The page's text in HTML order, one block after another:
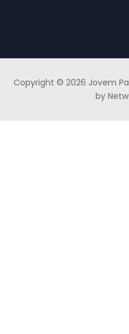
Copyright © 2026 Jovem
by